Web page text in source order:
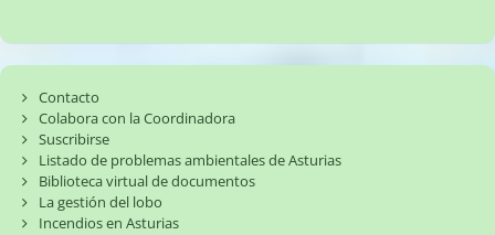
Contacto
Colabora con la Coordinadora
Suscribirse
Listado de problemas ambientales de Asturias
Biblioteca virtual de documentos
La gestión del lobo
Incendios en Asturias